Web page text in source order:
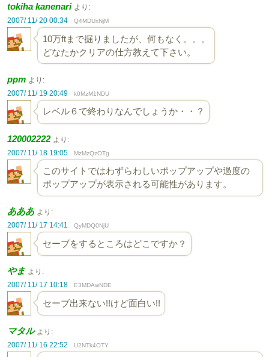
tokiha kanenari より:
2007/ 11/ 20 00:34
Q4MDUxNjM
10万ftまで掘りましたが、何もなく。。。
どなたかクリアの仕方教えて下さい。
ppm より:
2007/ 11/ 19 20:49
k0MzM1NDU
レベル６で終わりなんでしょうか・・？
120002222 より:
2007/ 11/ 18 19:05
MzMzQzOTg
このサイトではわずらわしいポップアップや過度の
ポップアップが表示される可能性があります。
あああ より:
2007/ 11/ 17 14:41
QyMDQ0NjU
セーブをするところはどこですか？
やま より:
2007/ 11/ 17 10:18
E3MDAwNDE
セーブ出来ない!!けど面白い!!
マタル より:
2007/ 11/ 16 22:52
U2NTk4OTY